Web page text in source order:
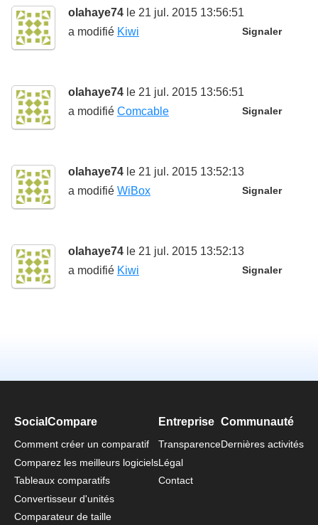
olahaye74 le 21 jul. 2015 13:56:51
Signaler
a modifié Kiwi
olahaye74 le 21 jul. 2015 13:56:51
Signaler
a modifié Comcable
olahaye74 le 21 jul. 2015 13:52:13
Signaler
a modifié WiBox
olahaye74 le 21 jul. 2015 13:52:13
Signaler
a modifié Kiwi
SocialCompare
Comment créer un comparatif
Comparez les meilleurs logiciels
Tableaux comparatifs
Convertisseur d'unités
Comparateur de taille
Entreprise
Transparence
Légal
Contact
Communauté
Dernières activités